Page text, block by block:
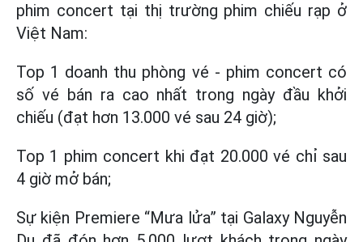
phim concert tại thị trường phim chiếu rạp ở
Việt Nam:
Top 1 doanh thu phòng vé - phim concert có
số vé bán ra cao nhất trong ngày đầu khởi
chiếu (đạt hơn 13.000 vé sau 24 giờ);
Top 1 phim concert khi đạt 20.000 vé chỉ sau
4 giờ mở bán;
Sự kiện Premiere “Mưa lửa” tại Galaxy Nguyễn